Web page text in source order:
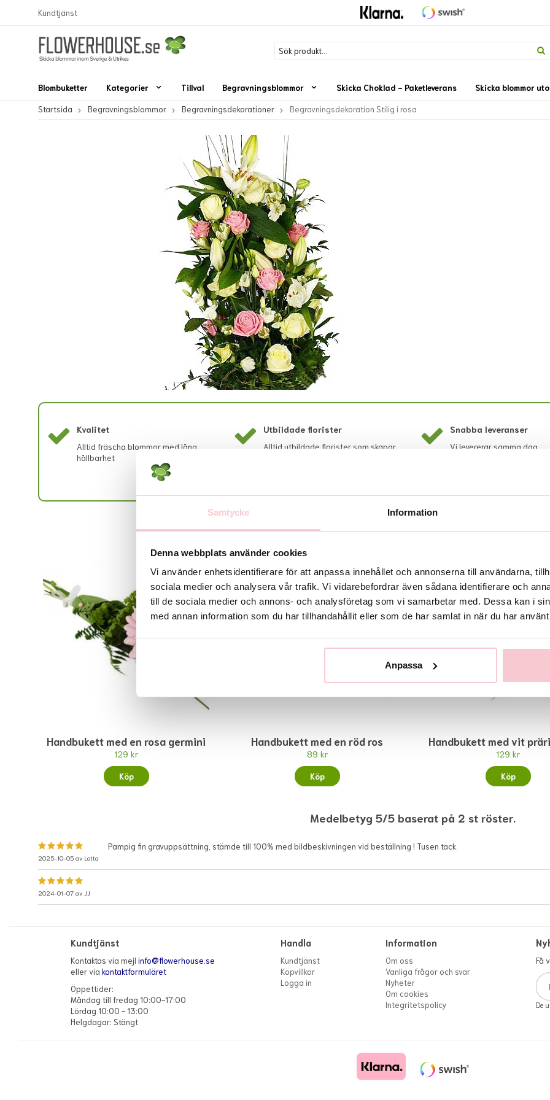
Samtycke Information
Denna webbplats använder cookies
Vi använder enhetsidentifierare för att anpassa innehållet och annonserna till användarna,
sociala medier och analysera vår trafik. Vi vidarebefordrar även sådana identifierare och
till de sociala medier och annons- och analysföretag som vi samarbetar med. Dessa kan i
med annan information som du har tillhandahållit eller som de har samlat in när du har
Anpassa
Kundtjänst
Blombuketter Kategorier Tillval Begravningsblommor Skicka Choklad - Paketleverans Skicka blommor
Startsida Begravningsblommor Begravningsdekorationer Begravningsdekoration Stilig i rosa
Kvalitet
Alltid fräscha blommor med lång
hållbarhet
Utbildade florister
Alltid utbildade florister som skapar
Snabba leveranser
Vi levererar samma dag.
Rekommenderade tillbehör till denna produkt
Handbukett med en rosa germini
129 kr
Köp
Handbukett med en röd ros
89 kr
Köp
Handbukett med vit
129 kr
Köp
Medelbetyg 5/5 baserat på 2 st röster.
2025-10-05 av Lotta
Pampig fin gravuppsättning, stämde till 100% med bildbeskivningen vid beställning ! Tusen tack.
2024-01-07 av JJ
Kundtjänst
Kontaktas via mejlinfo@flowerhouse.se
eller viakontaktformuläret
Öppettider:
Måndag till fredag 10:00-17:00
Lördag 10:00 - 13:00
Helgdagar: Stängt
Handla
Kundtjänst
Köpvillkor
Logga in
Information
Om oss
Vanliga frågor och svar
Nyheter
Om cookies
Integritetspolicy
Få
De